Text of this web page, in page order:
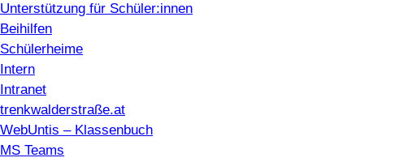
Unterstützung für Schüler:innen
Beihilfen
Schülerheime
Intern
Intranet
trenkwalderstraße.at
WebUntis – Klassenbuch
MS Teams